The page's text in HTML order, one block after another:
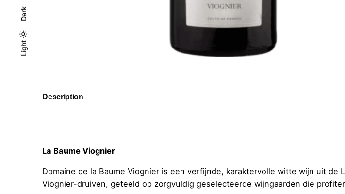
Light
Dark
Light
Dark
Description
La Baume Viognier
Domaine de la Baume Viognier is een verfijnde, karaktervolle witte wijn uit de
Viognier-druiven, geteeld op zorgvuldig geselecteerde wijngaarden die